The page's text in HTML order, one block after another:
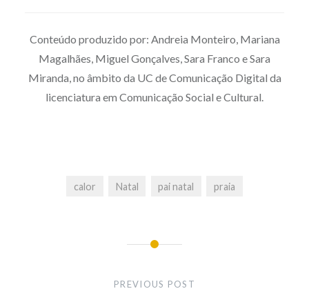
Conteúdo produzido por: Andreia Monteiro, Mariana
Magalhães, Miguel Gonçalves, Sara Franco e Sara
Miranda, no âmbito da UC de Comunicação Digital da
licenciatura em Comunicação Social e Cultural.
calor Natal pai natal praia
PREVIOUS POST